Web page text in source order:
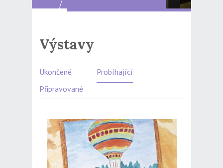
Výstavy
Ukončené
Probíhající
Připravované